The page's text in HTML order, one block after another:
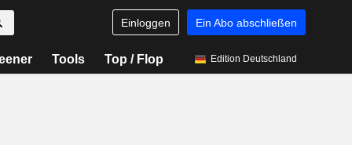
Einloggen Ein Abo abschließen
Tools Top / Flop Edition Deutschland